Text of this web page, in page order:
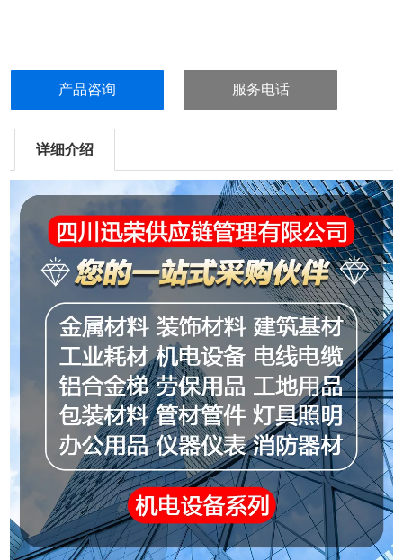
产品咨询 服务电话
详细介绍